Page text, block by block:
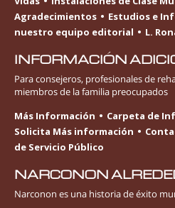
Agradecimientos
Estudios e
nuestro equipo editorial
L.
INFORMACIÓN
Para consejeros, profesionales de
miembros de la familia preocupados
Más Información
Carpeta de
Solicita Más información
de Servicio Público
NARCONON
Narconon es una historia de éxito